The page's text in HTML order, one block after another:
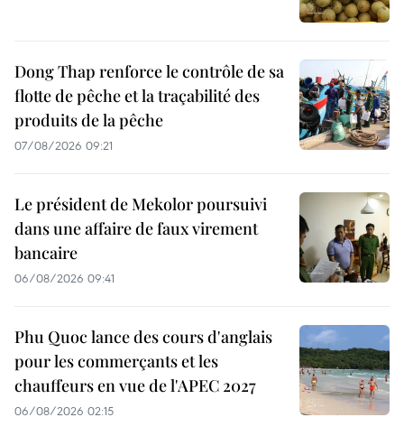
Dong Thap renforce le contrôle de sa
flotte de pêche et la traçabilité des
produits de la pêche
07/08/2026 09:21
Le président de Mekolor poursuivi
dans une affaire de faux virement
bancaire
06/08/2026 09:41
Phu Quoc lance des cours d'anglais
pour les commerçants et les
chauffeurs en vue de l'APEC 2027
06/08/2026 02:15